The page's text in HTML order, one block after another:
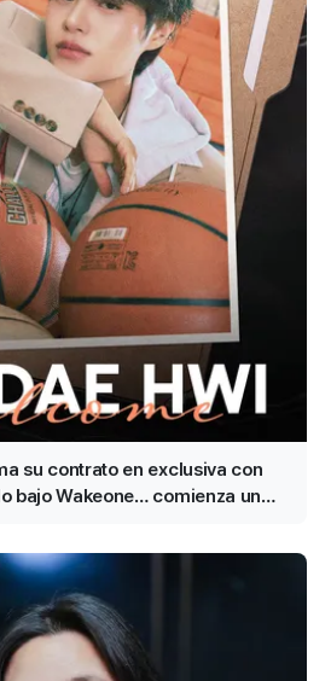
su contrato en exclusiva con
bajo Wakeone… comienza un